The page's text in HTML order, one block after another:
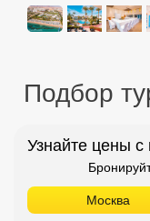
Подбор
Узнайте цены с
Москва